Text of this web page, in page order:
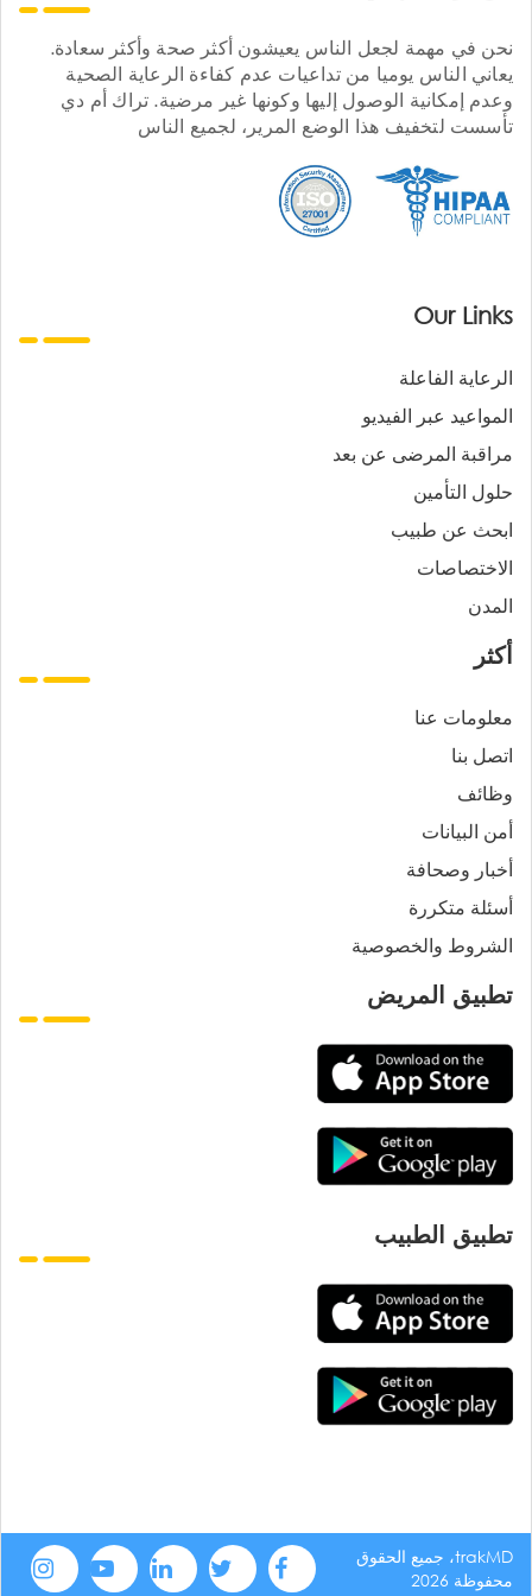
نحن في مهمة لجعل الناس يعيشون أكثر صحة وأكثر سعادة.
يعاني الناس يوميا من تداعيات عدم كفاءة الرعاية الصحية
وعدم إمكانية الوصول إليها وكونها غير مرضية. تراك أم دي
تأسست لتخفيف هذا الوضع المرير، لجميع الناس
Our Links
الرعاية الفاعلة
المواعيد عبر الفيديو
مراقبة المرضى عن بعد
حلول التأمين
ابحث عن طبيب
الاختصاصات
المدن
أكثر
معلومات عنا
اتصل بنا
وظائف
أمن البيانات
أخبار وصحافة
أسئلة متكررة
الشروط والخصوصية
تطبيق المريض
تطبيق الطبيب
trakMD، جميع الحقوق
محفوظة 2026